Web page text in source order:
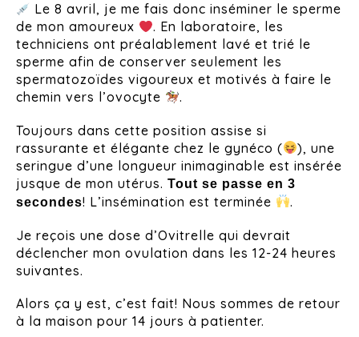
Le 8 avril, je me fais donc inséminer le sperme
de mon amoureux
. En laboratoire, les
techniciens ont préalablement lavé et trié le
sperme afin de conserver seulement les
spermatozoïdes vigoureux et motivés à faire le
chemin vers l’ovocyte
.
Toujours dans cette position assise si
rassurante et élégante chez le gynéco (
), une
seringue d’une longueur inimaginable est insérée
jusque de mon utérus. Tout se passe en 3
secondes! L’insémination est terminée .
Je reçois une dose d’Ovitrelle qui devrait
déclencher mon ovulation dans les 12-24 heures
suivantes.
Alors ça y est, c’est fait! Nous sommes de retour
à la maison pour 14 jours à patienter.